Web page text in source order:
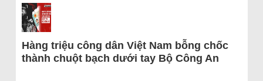
Hàng triệu công dân Việt Nam bỗng chốc
thành chuột bạch dưới tay Bộ Công An